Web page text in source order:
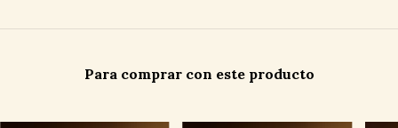
Para comprar con este producto